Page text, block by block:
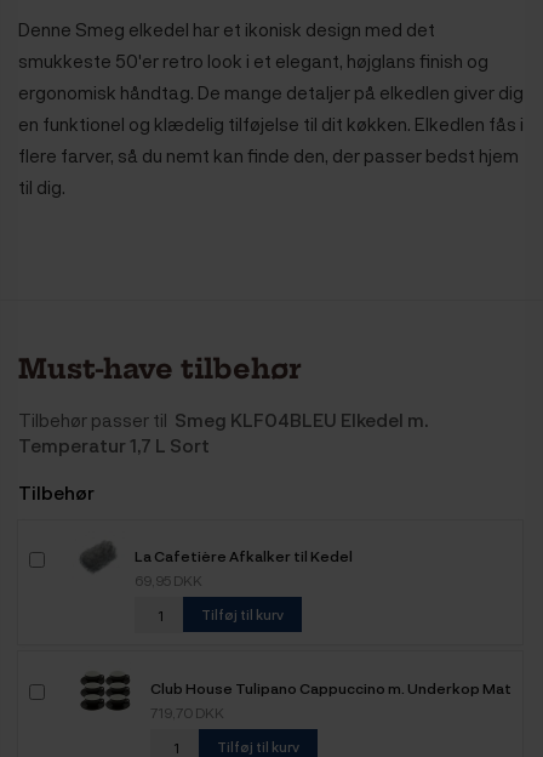
Denne Smeg elkedel har et ikonisk design med det
smukkeste 50'er retro look i et elegant, højglans finish og
ergonomisk håndtag. De mange detaljer på elkedlen giver dig
en funktionel og klædelig tilføjelse til dit køkken. Elkedlen fås i
flere farver, så du nemt kan finde den, der passer bedst hjem
til dig.
Must-have tilbehør
Tilbehør passer til Smeg KLF04BLEU Elkedel m.
Temperatur 1,7 L Sort
Tilbehør
La Cafetière Afkalker til Kedel
69,95 DKK
Tilføj til kurv
Club House Tulipano Cappuccino m. Underkop Mat
Brun 26 cl 6 Stk
719,70 DKK
Tilføj til kurv